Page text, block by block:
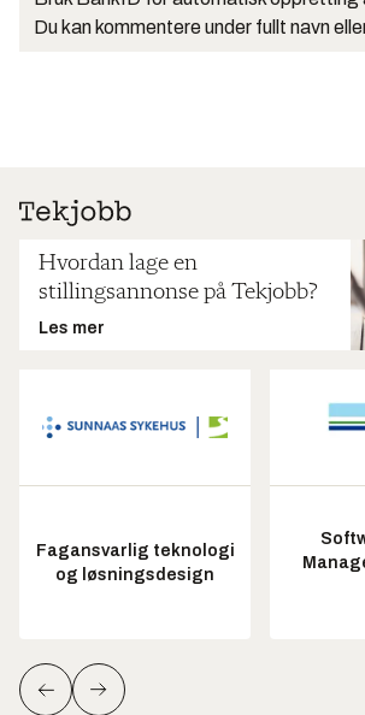
Du kan kommentere under fullt navn
Hvordan lage en
stillingsannonse på Tekjobb?
Les mer
Fagansvarlig teknologi
og løsningsdesign